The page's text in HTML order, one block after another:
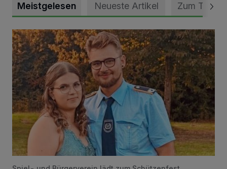
Meistgelesen Neueste Artikel Zum Thema
Mit Herzblut die Gemeinschaft leben